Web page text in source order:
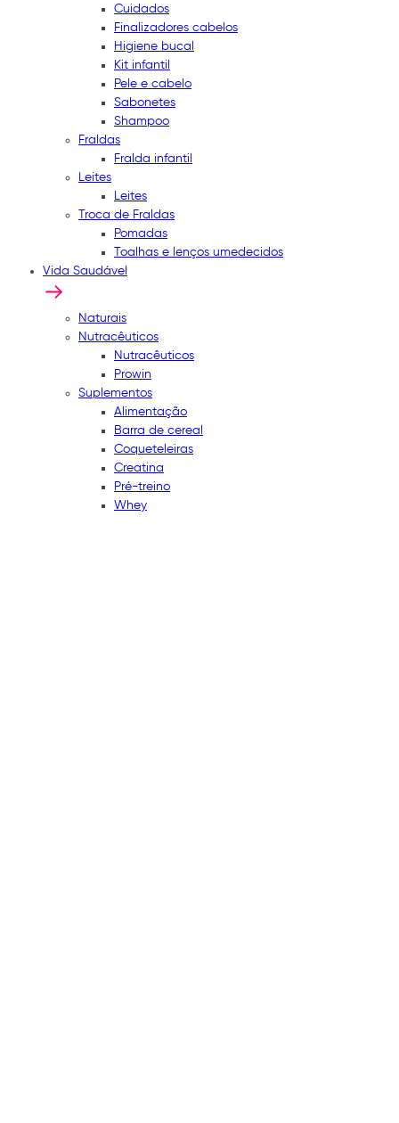
Cuidados
Finalizadores cabelos
Higiene bucal
Kit infantil
Pele e cabelo
Sabonetes
Shampoo
Fraldas
Fralda infantil
Leites
Leites
Troca de Fraldas
Pomadas
Toalhas e lenços umedecidos
Vida Saudável
Naturais
Nutracêuticos
Nutracêuticos
Prowin
Suplementos
Alimentação
Barra de cereal
Coqueteleiras
Creatina
Pré-treino
Whey